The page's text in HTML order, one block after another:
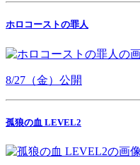
ホロコーストの罪人
8/27（金）公開
孤狼の血 LEVEL2